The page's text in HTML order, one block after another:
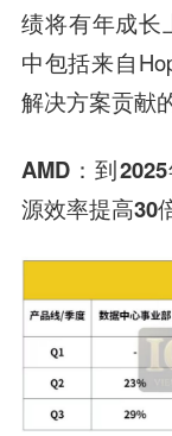
绩将有年成长
中包括来自
解决方案贡献
AMD：到
源效率提高30